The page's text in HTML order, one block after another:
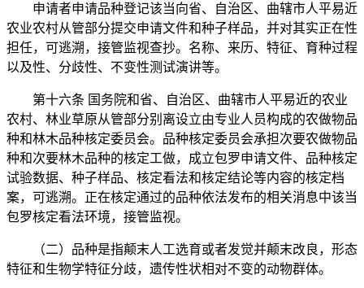
申请者申请品种登记该当向省、自治区、曲辖市人平易近
农业农村从管部分提交申请文件和种子样品，并对其实正在性
担任，可逃溯，接管监视查抄。名称、来历、特征、育种过程
以及性、分歧性、不变性测试演讲等。
第十六条 国务院和省、自治区、曲辖市人平易近的农业
农村、林业草原从管部分别离设立由专业人员构成的农做物品
种和林木品种核定委员会。品种核定委员会承担次要农做物品
种和次要林木品种的核定工做，成立包罗申请文件、品种核定
试验数据、种子样品、核定看法和核定结论等内容的核定档
案，可逃溯。正在核定通过的品种依法发布的相关消息中该当
包罗核定看法环境，接管监视。
（二）品种是指颠末人工选育或者发觉并颠末改良，形态
特征和生物学特征分歧，遗传性状相对不变的动物群体。